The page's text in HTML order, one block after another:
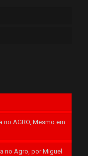
no AGRO, Mesmo em
no Agro, por Miguel